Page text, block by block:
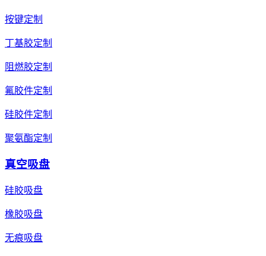
按键定制
丁基胶定制
阻燃胶定制
氟胶件定制
硅胶件定制
聚氨酯定制
真空吸盘
硅胶吸盘
橡胶吸盘
无痕吸盘